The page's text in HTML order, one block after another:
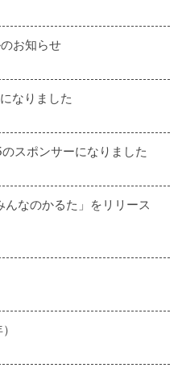
お知らせ
なりました
スポンサーになりました
なのかるた」をリリース